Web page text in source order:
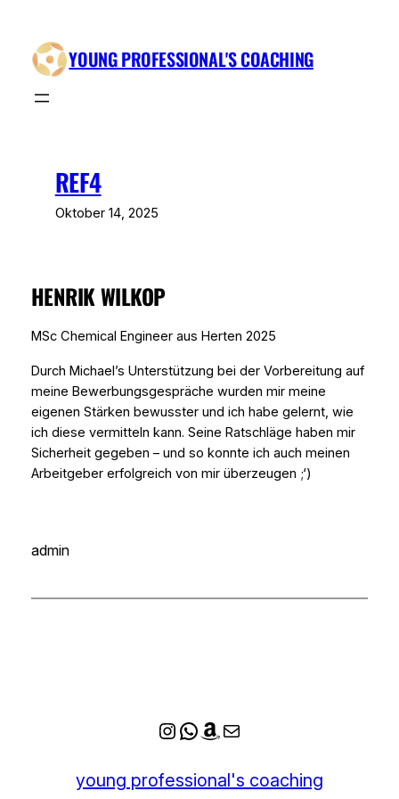
springen
YOUNG PROFESSIONAL'S COACHING
REF4
Oktober 14, 2025
HENRIK WILKOP
MSc Chemical Engineer aus Herten 2025
Durch Michael’s Unterstützung bei der Vorbereitung auf
meine Bewerbungsgespräche wurden mir meine
eigenen Stärken bewusster und ich habe gelernt, wie
ich diese vermitteln kann. Seine Ratschläge haben mir
Sicherheit gegeben – und so konnte ich auch meinen
Arbeitgeber erfolgreich von mir überzeugen ;‘)
admin
Instagram
WhatsApp
Amazon
E-Mail
young professional's coaching